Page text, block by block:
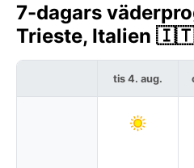
7-dagars
Trieste, Italien 🇮🇹
tis 4. aug.